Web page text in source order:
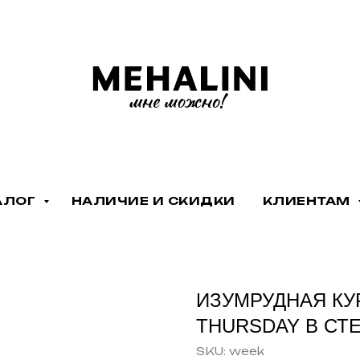
НАЛИЧИЕ И СКИДКИ КЛИЕНТАМ
ИЗУМРУДНАЯ
THURSDAY В
SKU: week